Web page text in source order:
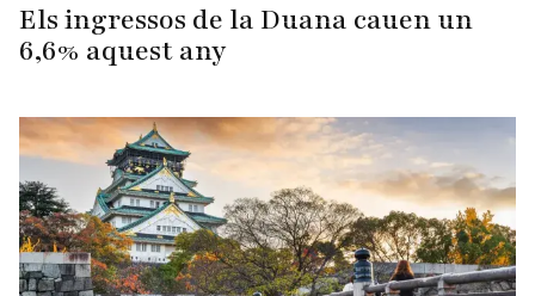
Els ingressos de la Duana cauen un
6,6% aquest any